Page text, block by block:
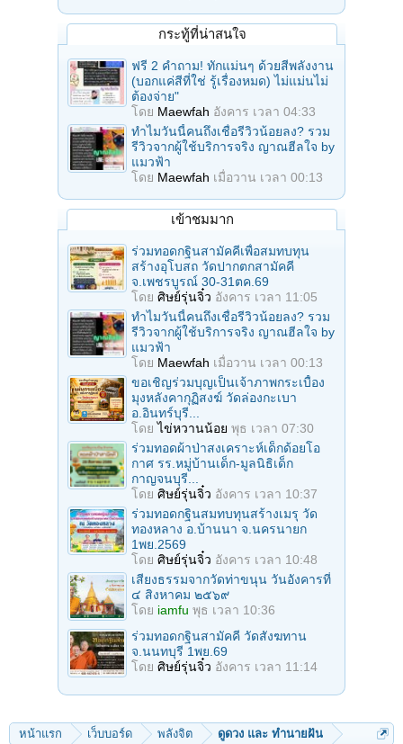
กระทู้ที่น่าสนใจ
ฟรี 2 คำถาม! ทักแม่นๆ ด้วยสีพลังงาน
(บอกแค่สีที่ใช่ รู้เรื่องหมด) ไม่แม่นไม่
ต้องจ่าย"
โดย Maewfah อังคาร เวลา 04:33
ทำไมวันนี้คนถึงเชื่อรีวิวน้อยลง? รวม
รีวิวจากผู้ใช้บริการจริง ญาณฮีลใจ by
แมวฟ้า
โดย Maewfah เมื่อวาน เวลา 00:13
เข้าชมมาก
ร่วมทอดกฐินสามัคคีเพื่อสมทบทุน
สร้างอุโบสถ วัดปากตกสามัคคี
จ.เพชรบูรณ์ 30-31ตค.69
โดย ศิษย์รุ่นจิ๋ว อังคาร เวลา 11:05
ทำไมวันนี้คนถึงเชื่อรีวิวน้อยลง? รวม
รีวิวจากผู้ใช้บริการจริง ญาณฮีลใจ by
แมวฟ้า
โดย Maewfah เมื่อวาน เวลา 00:13
ขอเชิญร่วมบุญเป็นเจ้าภาพกระเบื้อง
มุงหลังคากุฏิสงฆ์ วัดล่องกะเบา
อ.อินทร์บุรี...
โดยไข่หวานน้อย พุธ เวลา 07:30
ร่วมทอดผ้าป่าสงเคราะห์เด็กด้อยโอ
กาศ รร.หมู่บ้านเด็ก-มูลนิธิเด็ก
กาญจนบุรี...
โดย ศิษย์รุ่นจิ๋ว อังคาร เวลา 10:37
ร่วมทอดกฐินสมทบทุนสร้างเมรุ วัด
ทองหลาง อ.บ้านนา จ.นครนายก
1พย.2569
โดย ศิษย์รุ่นจิ๋ว อังคาร เวลา 10:48
เสียงธรรมจากวัดท่าขนุน วันอังคารที่
๔ สิงหาคม ๒๕๖๙
โดย iamfu พุธ เวลา 10:36
ร่วมทอดกฐินสามัคคี วัดสังฆทาน
จ.นนทบุรี 1พย.69
โดย ศิษย์รุ่นจิ๋ว อังคาร เวลา 11:14
หน้าแรก เว็บบอร์ด พลังจิต ดูดวง และ ทำนายฝัน